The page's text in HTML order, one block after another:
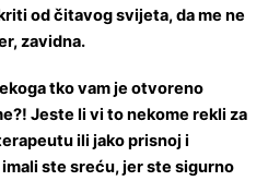
od čitavog svijeta, da me ne
zavidna.
tko vam je otvoreno
Jeste li vi to nekome rekli za
ili jako prisnoj i
ste sreću, jer ste sigurno